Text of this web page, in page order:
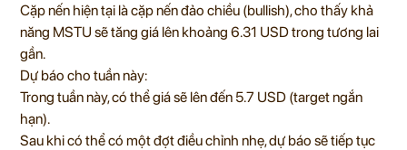
Cặp nến hiện tại là cặp nến đảo chiều (bullish), cho thấy khả
năng MSTU sẽ tăng giá lên khoảng 6.31 USD trong tương lai
gần.
Dự báo cho tuần này:
Trong tuần này, có thể giá sẽ lên đến 5.7 USD (target ngắn
hạn).
Sau khi có thể có một đợt điều chỉnh nhẹ, dự báo sẽ tiếp tục